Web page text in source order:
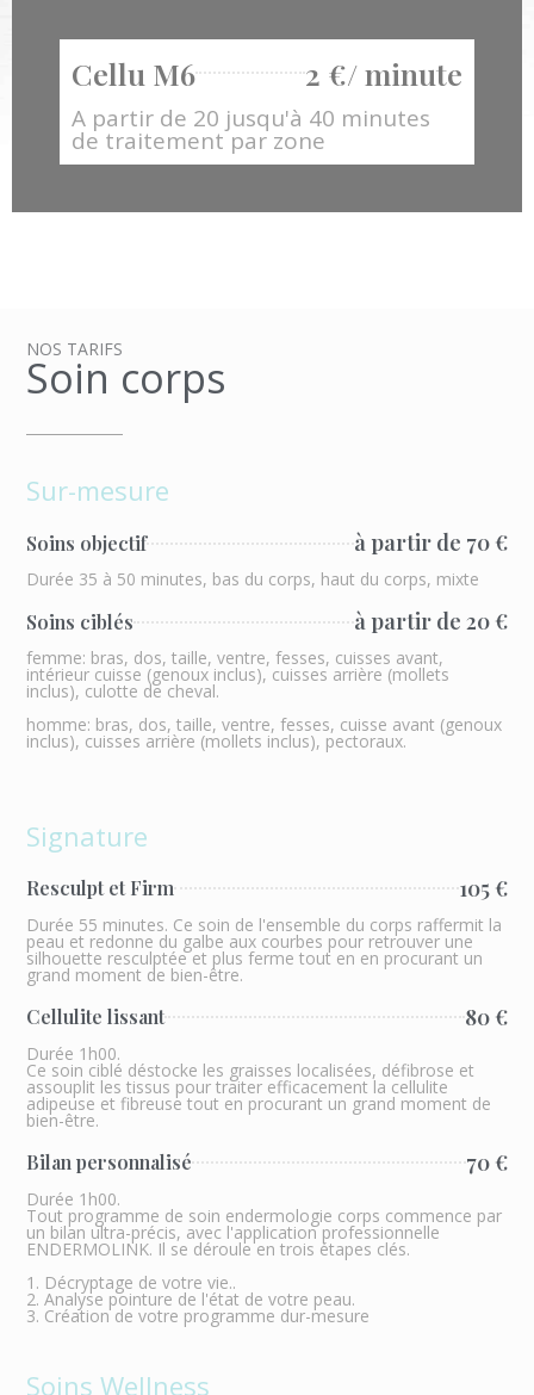
Cellu M6 2 €/ minute
A partir de 20 jusqu'à 40 minutes
de traitement par zone
NOS TARIFS
Soin corps
Sur-mesure
Soins objectif à partir de 70 €
Durée 35 à 50 minutes, bas du corps, haut du corps, mixte
Soins ciblés à partir de 20 €
femme: bras, dos, taille, ventre, fesses, cuisses avant,
intérieur cuisse (genoux inclus), cuisses arrière (mollets
inclus), culotte de cheval.
homme: bras, dos, taille, ventre, fesses, cuisse avant (genoux
inclus), cuisses arrière (mollets inclus), pectoraux.
Signature
Resculpt et Firm 105 €
Durée 55 minutes. Ce soin de l'ensemble du corps raffermit la
peau et redonne du galbe aux courbes pour retrouver une
silhouette resculptée et plus ferme tout en en procurant un
grand moment de bien-être.
Cellulite lissant 80 €
Durée 1h00.
Ce soin ciblé déstocke les graisses localisées, défibrose et
assouplit les tissus pour traiter efficacement la cellulite
adipeuse et fibreuse tout en procurant un grand moment de
bien-être.
Bilan personnalisé 70 €
Durée 1h00.
Tout programme de soin endermologie corps commence par
un bilan ultra-précis, avec l'application professionnelle
ENDERMOLINK. Il se déroule en trois étapes clés.
1. Décryptage de votre vie..
2. Analyse pointure de l'état de votre peau.
3. Création de votre programme dur-mesure
Soins Wellness